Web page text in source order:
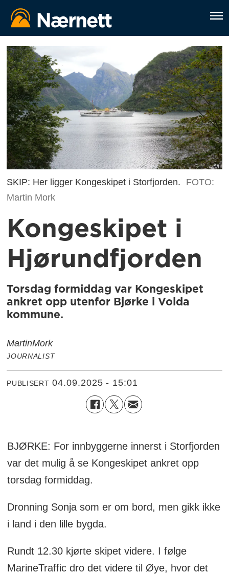
SKIP: Her ligger Kongeskipet i Storfjorden.
FOTO:
Martin Mork
Kongeskipet i
Hjørundfjorden
Torsdag formiddag var Kongeskipet
ankret opp utenfor Bjørke i Volda
kommune.
MartinMork
JOURNALIST
PUBLISERT 04.09.2025 - 15:01
BJØRKE: For innbyggerne innerst i Storfjorden
var det mulig å se Kongeskipet ankret opp
torsdag formiddag.
Dronning Sonja som er om bord, men gikk ikke
i land i den lille bygda.
Rundt 12.30 kjørte skipet videre. I følge
MarineTraffic dro det videre til Øye, hvor det